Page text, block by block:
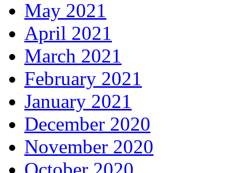
May 2021
April 2021
March 2021
February 2021
January 2021
December 2020
November 2020